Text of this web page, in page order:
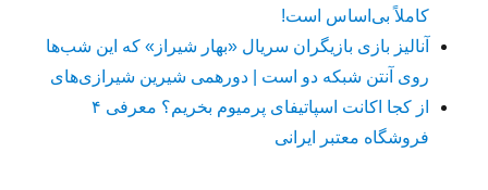
کاملاً بی‌اساس است!
آنالیز بازی بازیگران سریال «بهار شیراز» که این شب‌ها
روی آنتن شبکه دو است | دورهمی شیرین شیرازی‌های
از کجا اکانت اسپاتیفای پرمیوم بخریم؟ معرفی ۴
فروشگاه معتبر ایرانی